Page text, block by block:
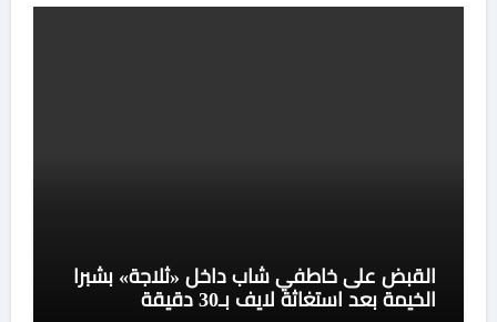
القبض على خاطفي شاب داخل «ثلاجة» بشبرا
الخيمة بعد استغاثة لايف بـ30 دقيقة